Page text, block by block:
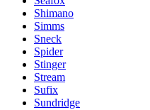
Shimano
Simms
Sneck
Spider
Stinger
Stream
Sufix
Sundridge